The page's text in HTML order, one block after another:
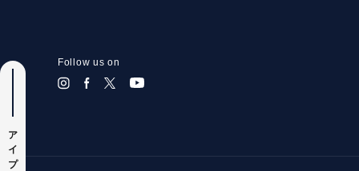
Follow us on